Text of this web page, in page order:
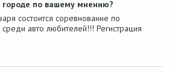
городе по вашему мнению?
состоится соревнование по
авто любителей!!! Регистрация